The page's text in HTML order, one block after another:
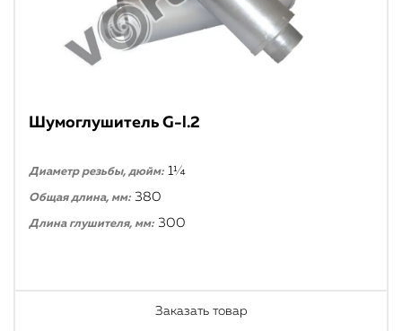
Шумоглушитель G-l.2
Диаметр резьбы, дюйм: 1¼
Общая длина, мм: 380
Длина глушителя, мм: 300
Заказать товар